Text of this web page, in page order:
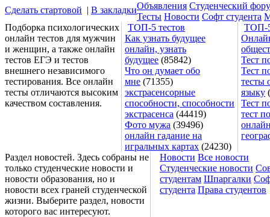
Сделать стартовой | В закладкиОбъявления Студенческий
Тесты Новости Софт студента
Подборка психологических
онлайн тестов для мужчин
и женщин, а также онлайн
тестов ЕГЭ и тестов
внешнего независимого
тестирования. Все онлайн
тесты отличаются высоким
качеством составления.
ТОП-5 тестов
ТОП-
Как узнать будущее
онлайн, узнать
будущее (85842)
Что он думает обо
мне (71355)
экстрасенсорные
способности, способности
экстрасенса (44419)
Фото мужа (39496)
онлайн гадание на
игральных картах (24230)
Тест
Тест
тесты
языку
Тест
тест
Раздел новостей. Здесь собраны не
только студенческие новости и
новости образования, но и
новости всех граней студенческой
жизни. Выберите раздел, новости
которого вас интересуют.
Новости Все новости
Студенческие новости
студентам Шпаргалки
студента Права студентов